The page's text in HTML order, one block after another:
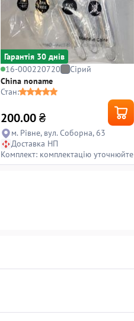
Гарантiя 30 днiв
16-000220720
Сірий
China noname
Стан:
200.00 ₴
м. Рівне, вул. Соборна, 63
Доставка НП
Комплект: комплектацію уточнюйте